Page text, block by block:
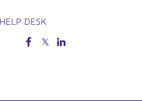
HELP DESK